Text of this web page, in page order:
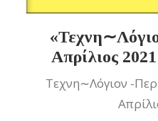
Απρίλιος
Τεχνη∼Λόγιον -